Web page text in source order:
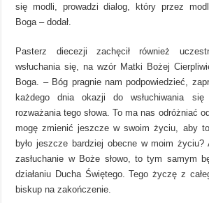
się modli, prowadzi dialog, który przez
Boga – dodał.
Pasterz diecezji zachęcił również
wsłuchania się, na wzór Matki Bożej
Boga. – Bóg pragnie nam podpowiedzieć,
każdego dnia okazji do wsłuchiwania
rozważania tego słowa. To ma nas odróżniać
mogę zmienić jeszcze w swoim życiu, aby
było jeszcze bardziej obecne w moim życiu?
zasłuchanie w Boże słowo, to tym samym
działaniu Ducha Świętego. Tego życzę z
biskup na zakończenie.